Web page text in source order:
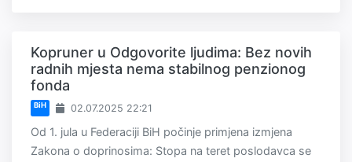
Kopruner u Odgovorite ljudima: Bez novih
radnih mjesta nema stabilnog penzionog
fonda
BiH 02.07.2025 22:21
Od 1. jula u Federaciji BiH počinje primjena izmjena
Zakona o doprinosima: Stopa na teret poslodavca se